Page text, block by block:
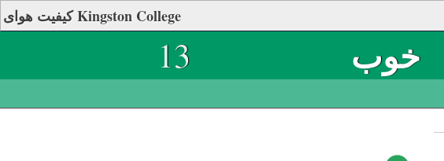
کیفیت هوای Kingston College
13 خوب